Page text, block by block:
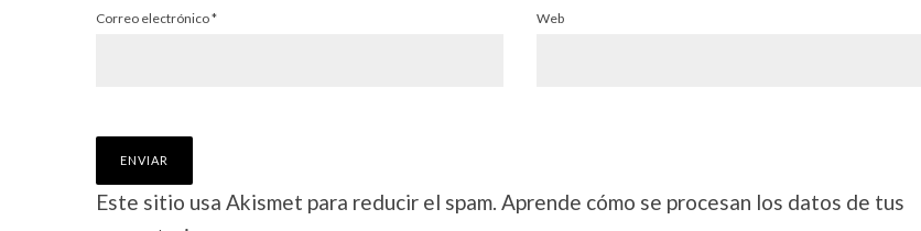
Correo electrónico* Web
Este sitio usa Akismet para reducir el spam. Aprende cómo se procesan los datos de tus